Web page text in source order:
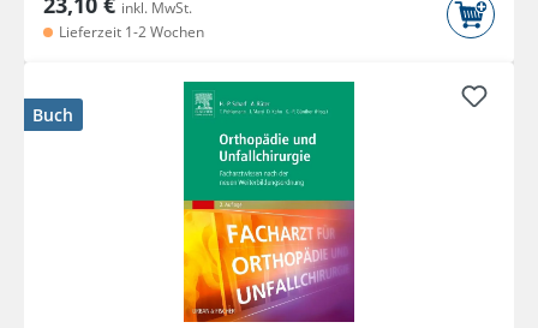
inkl. MwSt.
Lieferzeit 1-2 Wochen
Buch